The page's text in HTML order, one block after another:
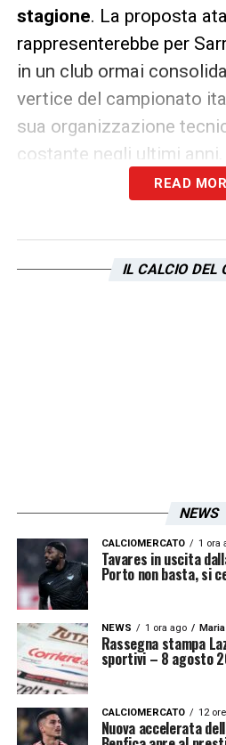
stagione. La proposta
rappresenterebbe per
in un club ormai
vertice del campionato
sua organizzazione
costante negli ultimi anni.
La scelta di approdare all’
mescolando risultati di
squadra con cui Sarri ha
importanti di calcio
società partenopea
cambiamento di guida
ciclo con
Antonio Conte.
attuale,l’ipotesi
avanzata e concreta
Un nuovo capitolo
READ
IL CALCIO DEL
NEWS
CALCIOMERCATO 1 ora
Tavares in uscita
Porto non basta, si
NEWS 1 ora ago
Rassegna stampa
sportivi – 8 agosto
CALCIOMERCATO 12
Nuova accelerata